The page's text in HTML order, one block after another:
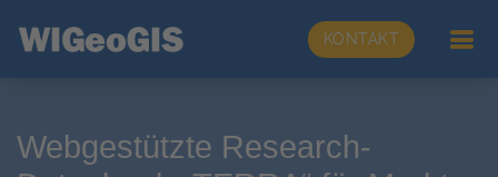
KONTAKT
Webgestützte Research-